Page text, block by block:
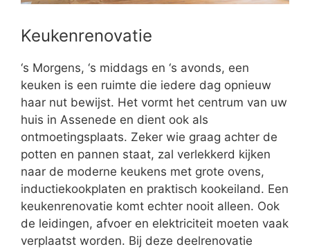
Keukenrenovatie
‘s Morgens, ‘s middags en ‘s avonds, een
keuken is een ruimte die iedere dag opnieuw
haar nut bewijst. Het vormt het centrum van uw
huis in Assenede en dient ook als
ontmoetingsplaats. Zeker wie graag achter de
potten en pannen staat, zal verlekkerd kijken
naar de moderne keukens met grote ovens,
inductiekookplaten en praktisch kookeiland. Een
keukenrenovatie komt echter nooit alleen. Ook
de leidingen, afvoer en elektriciteit moeten vaak
verplaatst worden. Bij deze deelrenovatie